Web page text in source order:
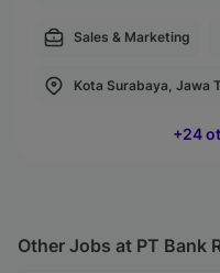
Sales & Marketing
Kota Surabaya, Jawa
+24
Other Jobs at PT Bank